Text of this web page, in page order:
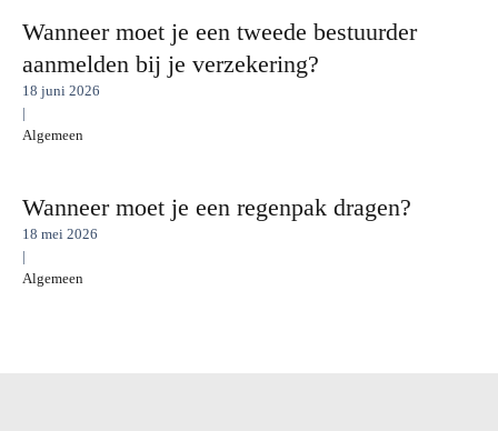
Wanneer moet je een tweede bestuurder
aanmelden bij je verzekering?
18 juni 2026
|
Algemeen
Wanneer moet je een regenpak dragen?
18 mei 2026
|
Algemeen